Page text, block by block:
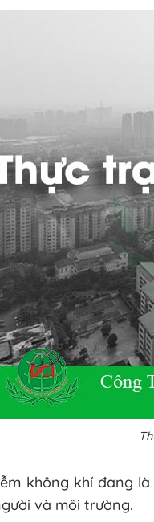
không khí đang
và môi trường.